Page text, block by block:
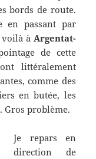
bords de route.
en passant par
voilà à Argentat-
de cette
littéralement
comme des
en butée, les
Gros problème.
Je repars en
direction de